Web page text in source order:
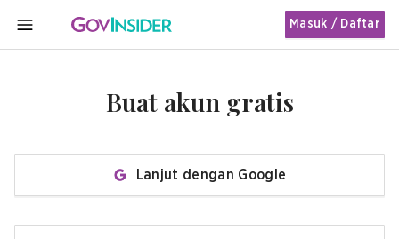
MENU
Masuk / Daftar
Buat akun gratis
Lanjut dengan Google